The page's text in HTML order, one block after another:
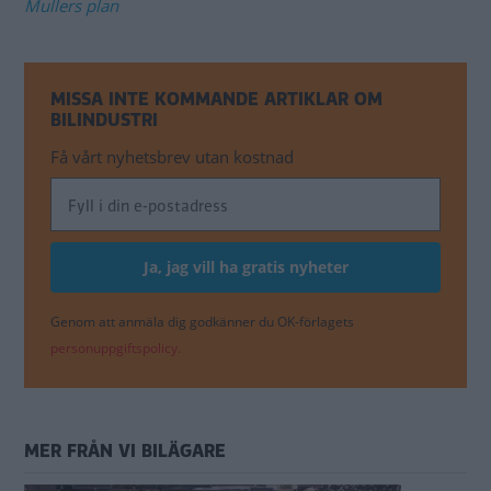
Mullers plan
MISSA INTE KOMMANDE ARTIKLAR OM
BILINDUSTRI
Få vårt nyhetsbrev utan kostnad
Genom att anmäla dig godkänner du OK-förlagets
personuppgiftspolicy.
MER FRÅN VI BILÄGARE